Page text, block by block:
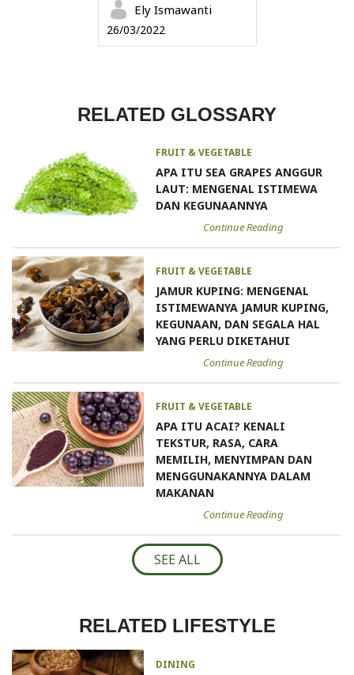
Ely Ismawanti
26/03/2022
RELATED GLOSSARY
FRUIT & VEGETABLE
APA ITU SEA GRAPES ANGGUR
LAUT: MENGENAL ISTIMEWA
DAN KEGUNAANNYA
Continue Reading
FRUIT & VEGETABLE
JAMUR KUPING: MENGENAL
ISTIMEWANYA JAMUR KUPING,
KEGUNAAN, DAN SEGALA HAL
YANG PERLU DIKETAHUI
Continue Reading
FRUIT & VEGETABLE
APA ITU ACAI? KENALI
TEKSTUR, RASA, CARA
MEMILIH, MENYIMPAN DAN
MENGGUNAKANNYA DALAM
MAKANAN
Continue Reading
SEE ALL
RELATED LIFESTYLE
DINING